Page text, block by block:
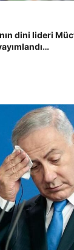
dini lideri